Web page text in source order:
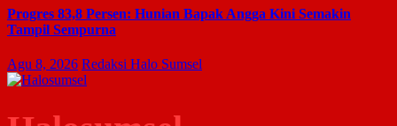
Progres 83,8 Persen: Hunian Bapak Angga Kini Semakin
Tampil Sempurna
Agu 8, 2026 Redaksi Halo Sumsel